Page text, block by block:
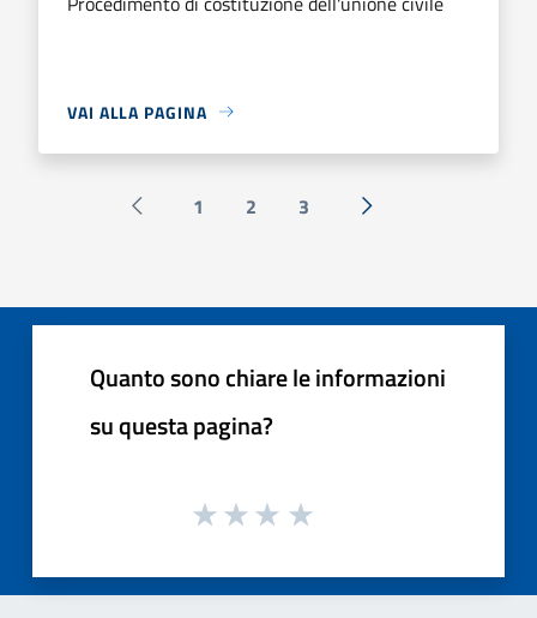
VAI ALLA PAGINA
Pagina precedente
1 2 3 Successiva »
Quanto sono chiare le informazioni
su questa pagina?